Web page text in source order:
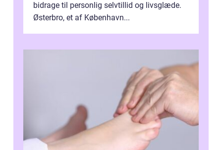
bidrage til personlig selvtillid og livsglæde.
Østerbro, et af København...